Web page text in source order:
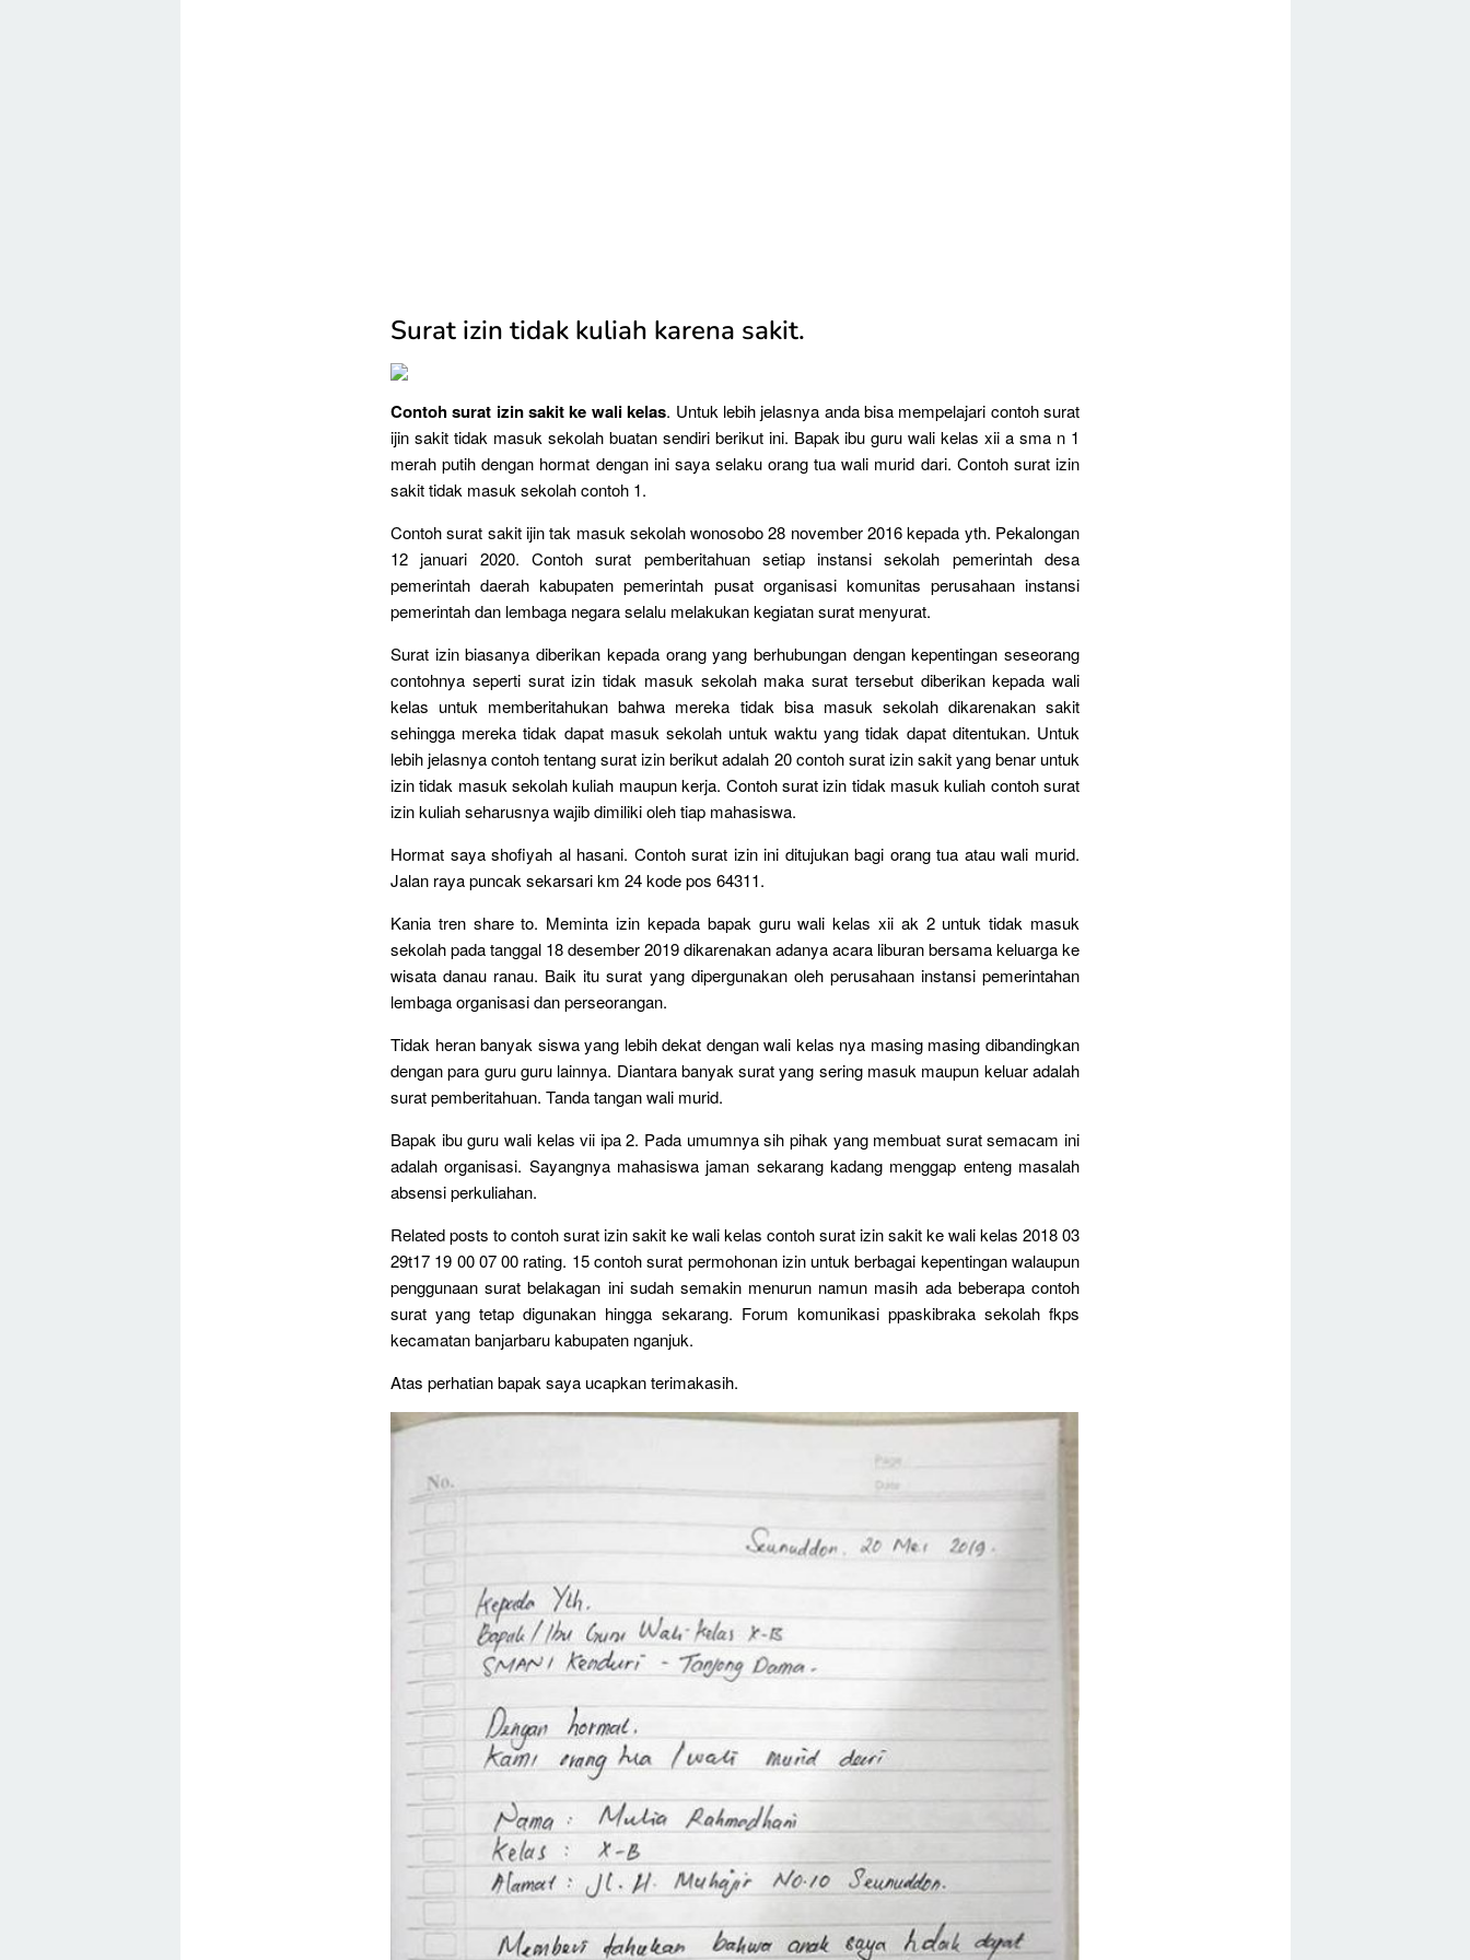
Surat izin tidak kuliah karena sakit.
Contoh surat izin sakit ke wali kelas. Untuk lebih jelasnya anda bisa mempelajari contoh surat
ijin sakit tidak masuk sekolah buatan sendiri berikut ini. Bapak ibu guru wali kelas xii a sma n 1
merah putih dengan hormat dengan ini saya selaku orang tua wali murid dari. Contoh surat izin
sakit tidak masuk sekolah contoh 1.
Contoh surat sakit ijin tak masuk sekolah wonosobo 28 november 2016 kepada yth. Pekalongan
12 januari 2020. Contoh surat pemberitahuan setiap instansi sekolah pemerintah desa
pemerintah daerah kabupaten pemerintah pusat organisasi komunitas perusahaan instansi
pemerintah dan lembaga negara selalu melakukan kegiatan surat menyurat.
Surat izin biasanya diberikan kepada orang yang berhubungan dengan kepentingan seseorang
contohnya seperti surat izin tidak masuk sekolah maka surat tersebut diberikan kepada wali
kelas untuk memberitahukan bahwa mereka tidak bisa masuk sekolah dikarenakan sakit
sehingga mereka tidak dapat masuk sekolah untuk waktu yang tidak dapat ditentukan. Untuk
lebih jelasnya contoh tentang surat izin berikut adalah 20 contoh surat izin sakit yang benar untuk
izin tidak masuk sekolah kuliah maupun kerja. Contoh surat izin tidak masuk kuliah contoh surat
izin kuliah seharusnya wajib dimiliki oleh tiap mahasiswa.
Hormat saya shofiyah al hasani. Contoh surat izin ini ditujukan bagi orang tua atau wali murid.
Jalan raya puncak sekarsari km 24 kode pos 64311.
Kania tren share to. Meminta izin kepada bapak guru wali kelas xii ak 2 untuk tidak masuk
sekolah pada tanggal 18 desember 2019 dikarenakan adanya acara liburan bersama keluarga ke
wisata danau ranau. Baik itu surat yang dipergunakan oleh perusahaan instansi pemerintahan
lembaga organisasi dan perseorangan.
Tidak heran banyak siswa yang lebih dekat dengan wali kelas nya masing masing dibandingkan
dengan para guru guru lainnya. Diantara banyak surat yang sering masuk maupun keluar adalah
surat pemberitahuan. Tanda tangan wali murid.
Bapak ibu guru wali kelas vii ipa 2. Pada umumnya sih pihak yang membuat surat semacam ini
adalah organisasi. Sayangnya mahasiswa jaman sekarang kadang menggap enteng masalah
absensi perkuliahan.
Related posts to contoh surat izin sakit ke wali kelas contoh surat izin sakit ke wali kelas 2018 03
29t17 19 00 07 00 rating. 15 contoh surat permohonan izin untuk berbagai kepentingan walaupun
penggunaan surat belakagan ini sudah semakin menurun namun masih ada beberapa contoh
surat yang tetap digunakan hingga sekarang. Forum komunikasi ppaskibraka sekolah fkps
kecamatan banjarbaru kabupaten nganjuk.
Atas perhatian bapak saya ucapkan terimakasih.